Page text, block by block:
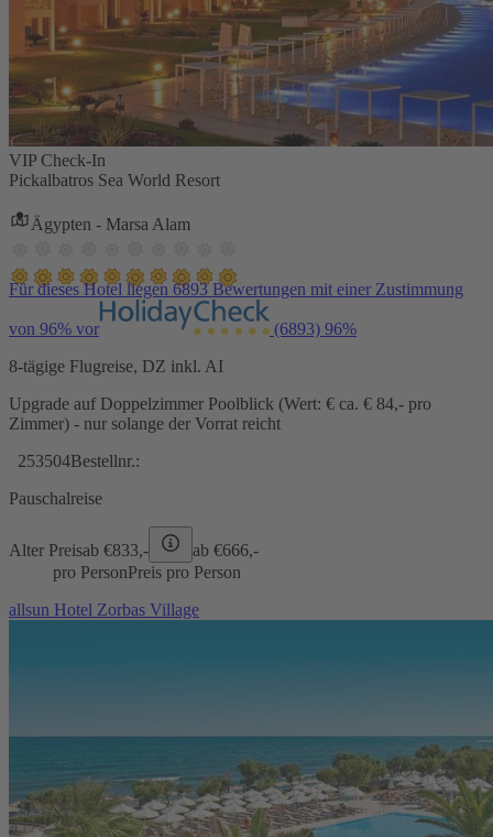
VIP Check-In
Pickalbatros Sea World Resort
Ägypten - Marsa Alam
Für dieses Hotel liegen 6893 Bewertungen mit einer Zustimmung
von 96% vor (6893) 96%
8-tägige Flugreise, DZ inkl. AI
Upgrade auf Doppelzimmer Poolblick (Wert: € ca. € 84,- pro
Zimmer) - nur solange der Vorrat reicht
253504Bestellnr.:
Pauschalreise
Alter Preisab €833,- ab €666,-
pro PersonPreis pro Person
allsun Hotel Zorbas Village